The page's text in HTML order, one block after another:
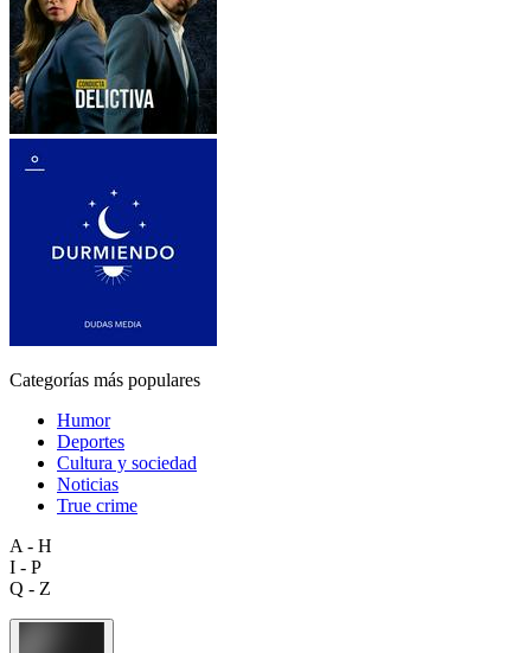
Categorías más populares
Humor
Deportes
Cultura y sociedad
Noticias
True crime
A - H
I - P
Q - Z